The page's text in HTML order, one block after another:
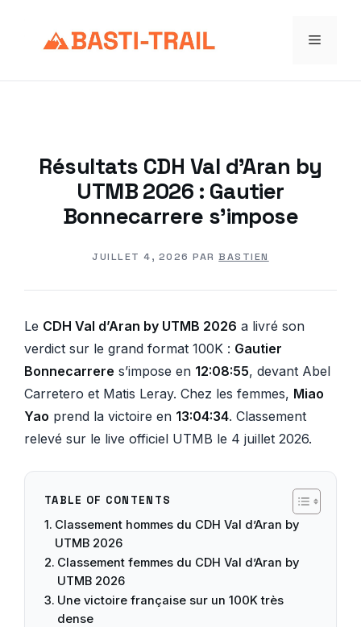
Menu
Résultats CDH Val d’Aran by
UTMB 2026 : Gautier
Bonnecarrere s’impose
JUILLET 4, 2026 PARBASTIEN
Le CDH Val d’Aran by UTMB 2026 a livré son
verdict sur le grand format 100K : Gautier
Bonnecarrere s’impose en 12:08:55, devant Abel
Carretero et Matis Leray. Chez les femmes, Miao
Yao prend la victoire en 13:04:34. Classement
relevé sur le live officiel UTMB le 4 juillet 2026.
TABLE OF CONTENTS
Classement hommes du CDH Val d’Aran by
UTMB 2026
Classement femmes du CDH Val d’Aran by
UTMB 2026
Une victoire française sur un 100K très
dense